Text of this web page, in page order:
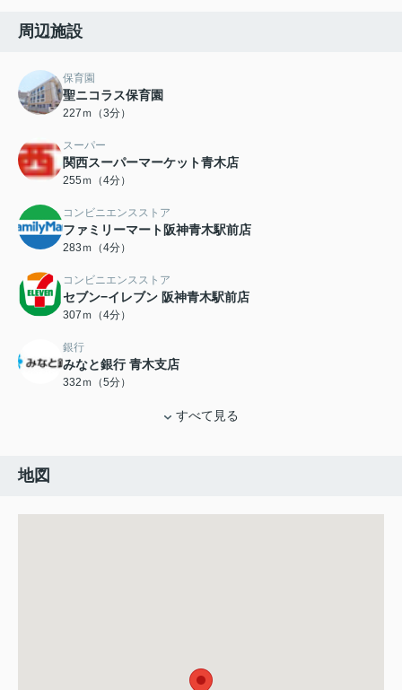
周辺施設
保育園
聖ニコラス保育園
227ｍ（3分）
スーパー
関西スーパーマーケット青木店
255ｍ（4分）
コンビニエンスストア
ファミリーマート阪神青木駅前店
283ｍ（4分）
コンビニエンスストア
セブン−イレブン 阪神青木駅前店
307ｍ（4分）
銀行
みなと銀行 青木支店
332ｍ（5分）
すべて見る
地図